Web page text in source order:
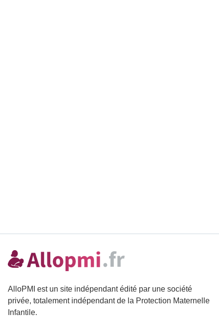
AlloPMI est un site indépendant édité par une société
privée, totalement indépendant de la Protection Maternelle
Infantile.